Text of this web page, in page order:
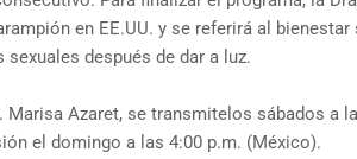
en EE.UU. y se referirá al
después de dar a luz.
Azaret, se transmitelos sábados a
el domingo a las 4:00 p.m. (México).